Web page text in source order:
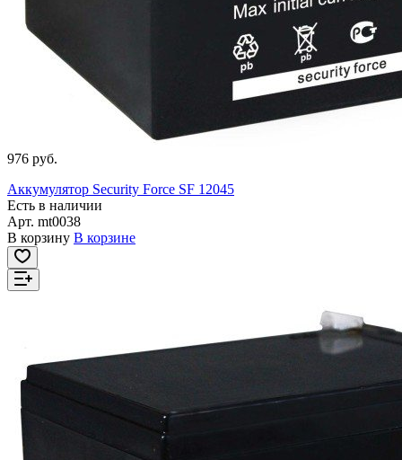
976 руб.
Аккумулятор Security Force SF 12045
Есть в наличии
Арт. mt0038
В корзину В корзине